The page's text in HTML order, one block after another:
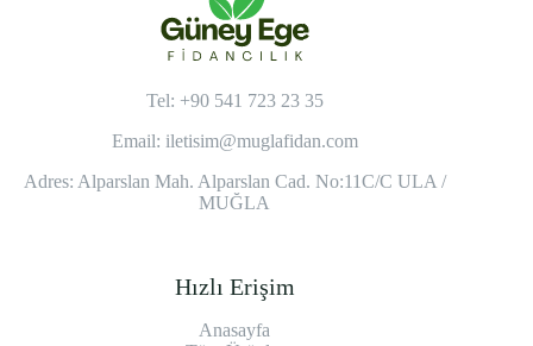
Tel: +90 541 723 23 35
Email: iletisim@muglafidan.com
Adres: Alparslan Mah. Alparslan Cad. No:11C/C ULA /
MUĞLA
Hızlı Erişim
Anasayfa